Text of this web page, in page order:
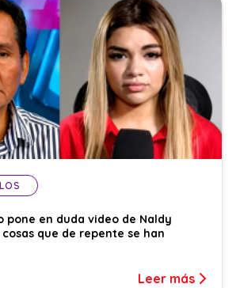
pone en duda video de Naldy
que de repente se han
Leer más